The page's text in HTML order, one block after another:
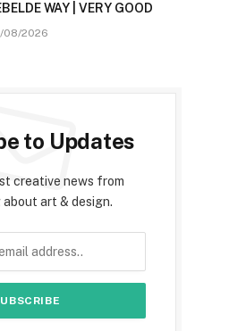
WAY | VERY GOOD
08/2026
to Updates
creative news from
art & design.